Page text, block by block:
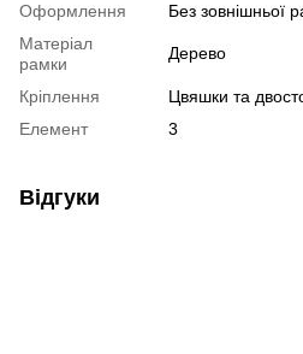
Оформлення
Без зовнішньої
Матеріал
рамки
Дерево
Кріплення
Цвяшки та
Елемент
3
Відгуки